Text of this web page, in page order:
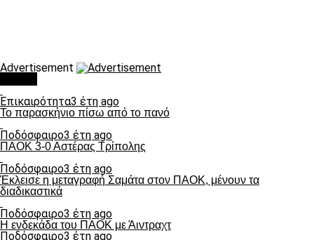
Advertisement
Επικαιρότητα3 έτη ago
Το παρασκήνιο πίσω από το πανό
Ποδόσφαιρο3 έτη ago
ΠΑΟΚ 3-0 Αστέρας Τρίπολης
Ποδόσφαιρο3 έτη ago
Έκλεισε η μεταγραφή Σαμάτα στον ΠΑΟΚ, μένουν τα
διαδικαστικά
Ποδόσφαιρο3 έτη ago
Η ενδεκάδα του ΠΑΟΚ με Άιντραχτ
Ποδόσφαιρο3 έτη ago